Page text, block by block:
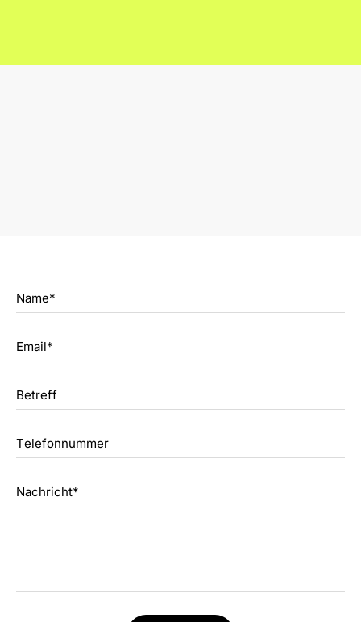
Name*
Email*
Betreff
Telefonnummer
Nachricht*